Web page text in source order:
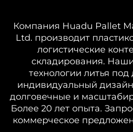
Компания Huadu Pallet
Ltd. производит
логистические
складирования.
технологии литья
индивидуальный
долговечные и
Более 20 лет опыта.
коммерческое